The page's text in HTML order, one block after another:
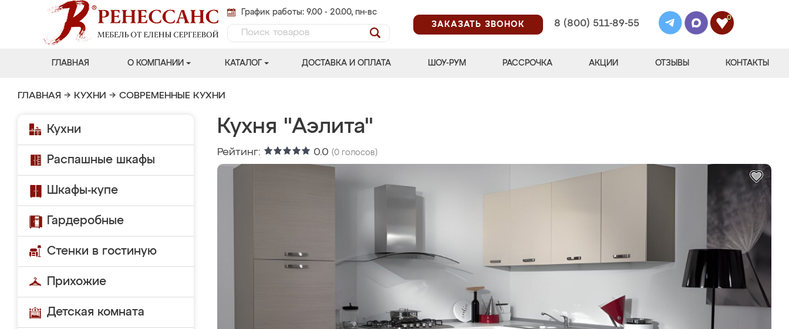
График работы: 9.00 - 20.00, пн-вс
ЗАКАЗАТЬ ЗВОНОК
8 (800) 511-89-55
0
ГЛАВНАЯ О КОМПАНИИ КАТАЛОГ ДОСТАВКА И ОПЛАТА ШОУ-РУМ РАССРОЧКА АКЦИИ ОТЗЫВЫ КОНТАКТЫ
ГЛАВНАЯ → КУХНИ → СОВРЕМЕННЫЕ КУХНИ
Кухни
Распашные шкафы
Шкафы-купе
Гардеробные
Стенки в гостиную
Прихожие
Детская комната
Кухня "Аэлита"
Рейтинг: 0.0 (0 голосов)